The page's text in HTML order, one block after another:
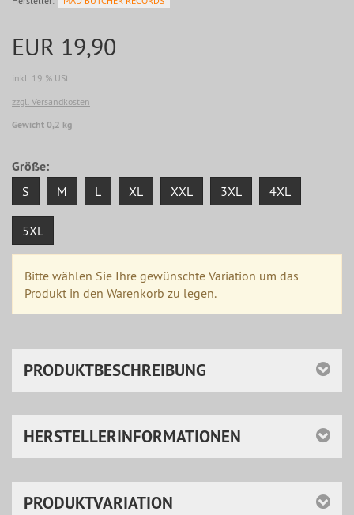
EUR 19,90
inkl. 19 % USt
zzgl. Versandkosten
Gewicht 0,2 kg
Größe:
S M L XL XXL 3XL 4XL
5XL
Bitte wählen Sie Ihre gewünschte Variation um das
Produkt in den Warenkorb zu legen.
PRODUKTBESCHREIBUNG
HERSTELLERINFORMATIONEN
PRODUKTVARIATION